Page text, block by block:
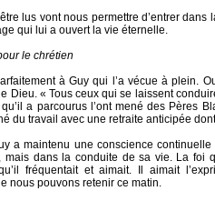
lus vont nous permettre d’entrer
qui lui a ouvert la vie éternelle.
le chrétien
à Guy qui l’a vécue à plein.
Dieu. « Tous ceux qui se laissent
a parcourus l’ont mené des Pères
du travail avec une retraite anticipée
a maintenu une conscience
dans la conduite de sa vie. La foi
fréquentait et aimait. Il aimait
nous pouvons retenir ce matin.